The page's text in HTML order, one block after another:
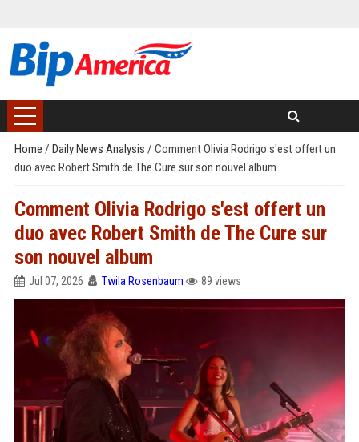
Home / Daily News Analysis / Comment Olivia Rodrigo s'est offert un
duo avec Robert Smith de The Cure sur son nouvel album
Comment Olivia Rodrigo s'est offert un
duo avec Robert Smith de The Cure sur
son nouvel album
Jul 07, 2026 Twila Rosenbaum 89 views